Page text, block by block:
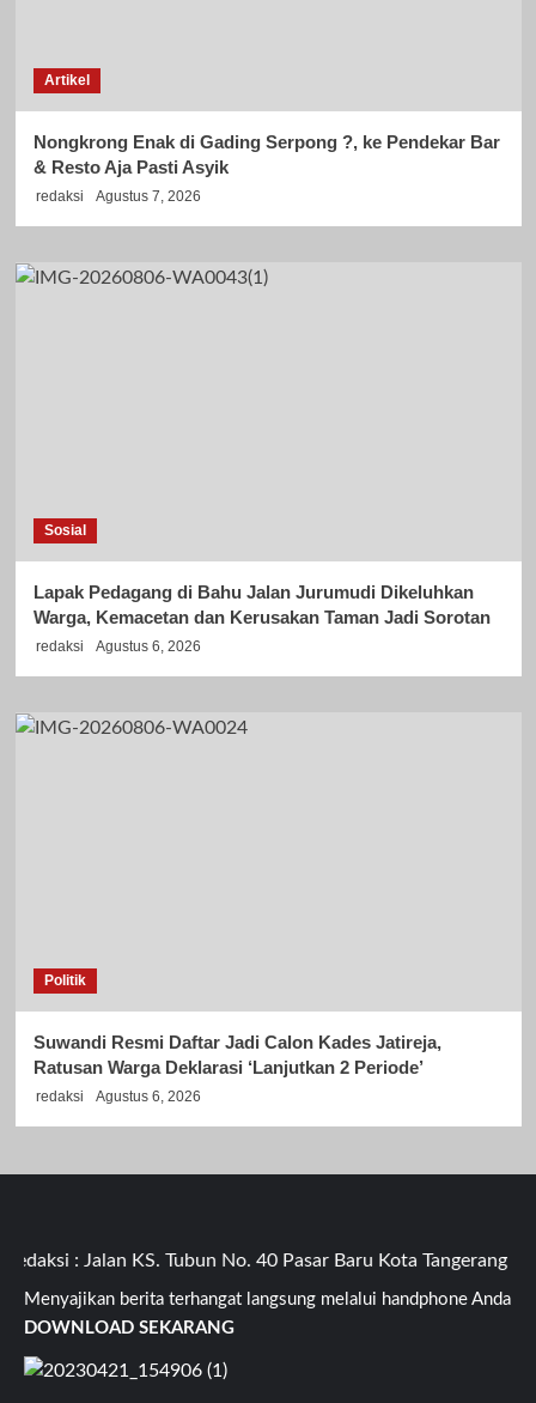
Artikel
Nongkrong Enak di Gading Serpong ?, ke Pendekar Bar
& Resto Aja Pasti Asyik
redaksi Agustus 7, 2026
Sosial
Lapak Pedagang di Bahu Jalan Jurumudi Dikeluhkan
Warga, Kemacetan dan Kerusakan Taman Jadi Sorotan
redaksi Agustus 6, 2026
Politik
Suwandi Resmi Daftar Jadi Calon Kades Jatireja,
Ratusan Warga Deklarasi ‘Lanjutkan 2 Periode’
redaksi Agustus 6, 2026
: Jalan KS. Tubun No. 40 Pasar Baru Kota Tangerang
Menyajikan berita terhangat langsung melalui handphone Anda
DOWNLOAD SEKARANG